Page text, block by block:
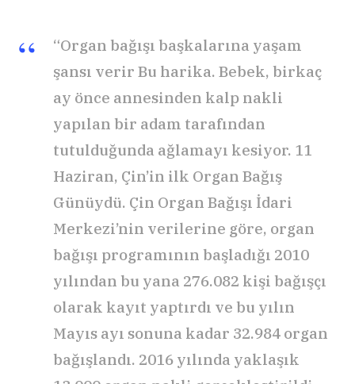
“Organ bağışı başkalarına yaşam
şansı verir Bu harika. Bebek, birkaç
ay önce annesinden kalp nakli
yapılan bir adam tarafından
tutulduğunda ağlamayı kesiyor. 11
Haziran, Çin’in ilk Organ Bağış
Günüydü. Çin Organ Bağışı İdari
Merkezi’nin verilerine göre, organ
bağışı programının başladığı 2010
yılından bu yana 276.082 kişi bağışçı
olarak kayıt yaptırdı ve bu yılın
Mayıs ayı sonuna kadar 32.984 organ
bağışlandı. 2016 yılında yaklaşık